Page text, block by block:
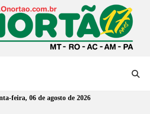
feira, 06 de agosto de 2026